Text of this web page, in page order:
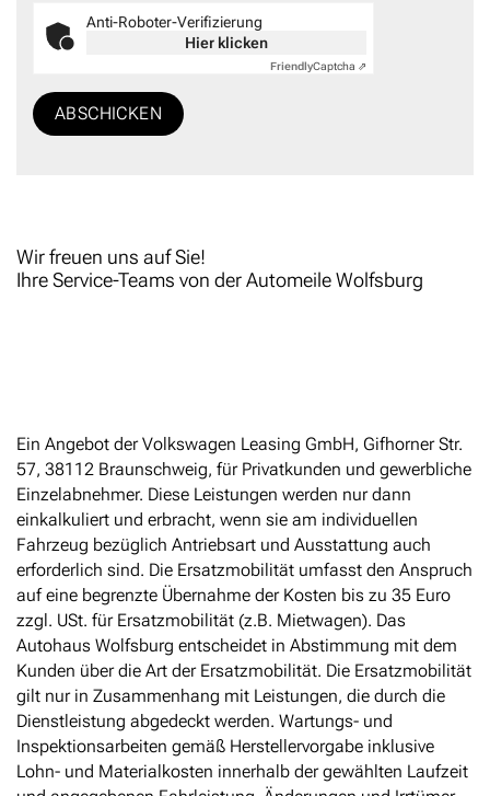
Anti-Roboter-Verifizierung
Hier klicken
FriendlyCaptcha ⇗
ABSCHICKEN
Wir freuen uns auf Sie!
Ihre Service-Teams von der Automeile Wolfsburg
Ein Angebot der Volkswagen Leasing GmbH, Gifhorner Str.
57, 38112 Braunschweig, für Privatkunden und gewerbliche
Einzelabnehmer. Diese Leistungen werden nur dann
einkalkuliert und erbracht, wenn sie am individuellen
Fahrzeug bezüglich Antriebsart und Ausstattung auch
erforderlich sind. Die Ersatzmobilität umfasst den Anspruch
auf eine begrenzte Übernahme der Kosten bis zu 35 Euro
zzgl. USt. für Ersatzmobilität (z.B. Mietwagen). Das
Autohaus Wolfsburg entscheidet in Abstimmung mit dem
Kunden über die Art der Ersatzmobilität. Die Ersatzmobilität
gilt nur in Zusammenhang mit Leistungen, die durch die
Dienstleistung abgedeckt werden. Wartungs- und
Inspektionsarbeiten gemäß Herstellervorgabe inklusive
Lohn- und Materialkosten innerhalb der gewählten Laufzeit